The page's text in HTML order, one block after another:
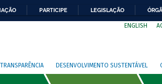
PARTICIPE LEGISLAÇÃO
ENGLISH
TRANSPARÊNCIA DESENVOLVIMENTO SUSTENTÁVEL